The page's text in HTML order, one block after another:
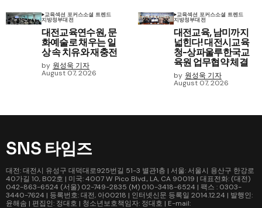
교육섹션 포커스소셜 트렌드
지방정부대전
대전교육연수원, 문
화예술로 채우는 일
상 속 치유와 재충전
by 원성욱 기자
August 07, 2026
교육섹션 포커스소셜 트렌드
지방정부대전
대전교육, 남미까지
넓힌다! 대전시교육
청-상파울루한국교
육원 업무협약 체결
by 원성욱 기자
August 07, 2026
SNS 타임즈
대전: 대전시 유성구 대덕대로925번길 51-3 별관1층 | 서울: 서울시 용산구 한강로
40가길 10, B02호 | 미국: 4007 W Pico Blvd., LA, CA 90019 | 대표전화: (대전)
042-863-6524 (서울) 02-749-2835 (M) 010-3418-6524 | 팩스 : 0303-
3440-7624 | 등록번호: 대전, 아00218 | 인터넷신문 등록일 2014.12.24 | 발행인:
윤해솜 | 편집인: 정대호 | 청소년보호책임자: 정대호 | E-mail: